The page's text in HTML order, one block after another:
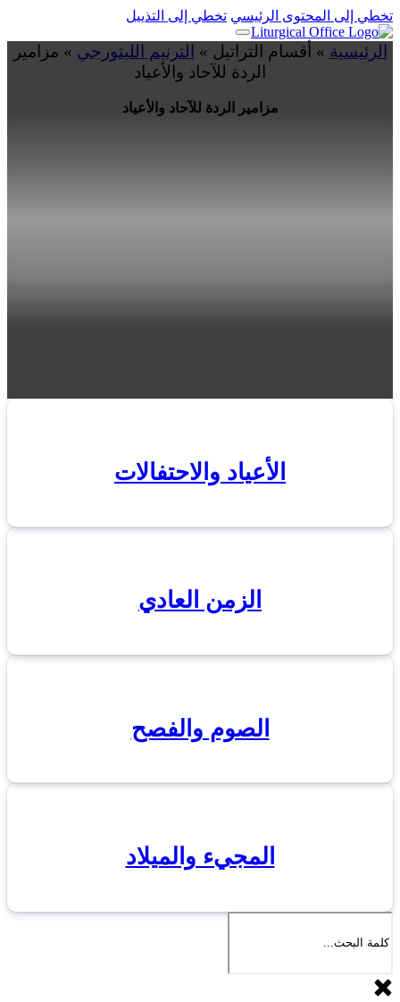
تخطي إلى المحتوى الرئيسي تخطي إلى التذييل
الرئيسية » أقسام التراتيل » الترنيم الليتورجي » مزامير
الردة للآحاد والأعياد
مزامير الردة للآحاد والأعياد
الأعياد والاحتفالات
الزمن العادي
الصوم والفصح
المجيء والميلاد